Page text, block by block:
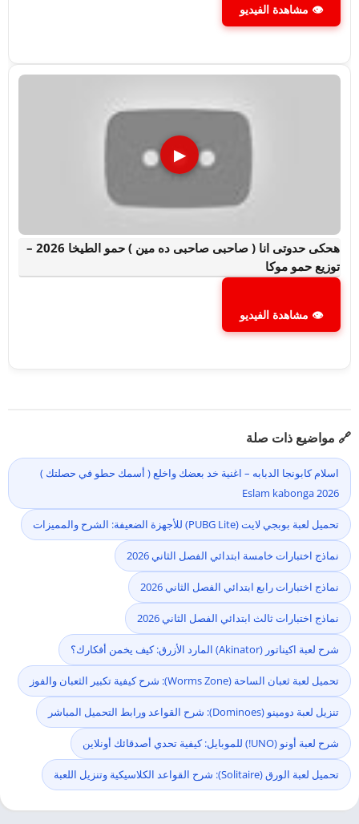
👁 مشاهدة الفيديو
▶
هحكى حدوتى انا ( صاحبى صاحبى ده مين ) حمو الطيخا 2026 –
توزيع حمو موكا
👁 مشاهدة الفيديو
🔗 مواضيع ذات صلة
اسلام كابونجا الدبابه – اغنية خد بعضك واخلع ( أسمك حطو في حصلتك )
2026 Eslam kabonga
تحميل لعبة بوبجي لايت (PUBG Lite) للأجهزة الضعيفة: الشرح والمميزات
نماذج اختبارات خامسة ابتدائي الفصل الثاني 2026
نماذج اختبارات رابع ابتدائي الفصل الثاني 2026
نماذج اختبارات ثالث ابتدائي الفصل الثاني 2026
شرح لعبة اكيناتور (Akinator) المارد الأزرق: كيف يخمن أفكارك؟
تحميل لعبة ثعبان الساحة (Worms Zone): شرح كيفية تكبير الثعبان والفوز
تنزيل لعبة دومينو (Dominoes): شرح القواعد ورابط التحميل المباشر
شرح لعبة أونو (UNO!) للموبايل: كيفية تحدي أصدقائك أونلاين
تحميل لعبة الورق (Solitaire): شرح القواعد الكلاسيكية وتنزيل اللعبة